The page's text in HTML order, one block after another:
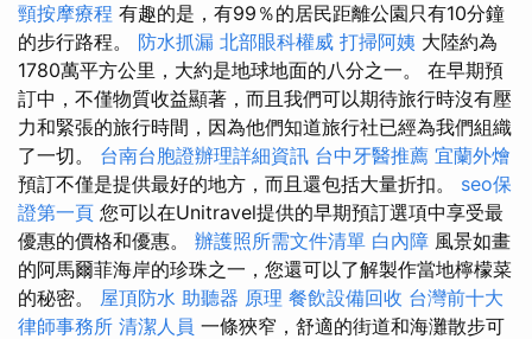
頸按摩療程 有趣的是，有99％的居民距離公園只有10分鐘
的步行路程。 防水抓漏 北部眼科權威 打掃阿姨 大陸約為
1780萬平方公里，大約是地球地面的八分之一。 在早期預
訂中，不僅物質收益顯著，而且我們可以期待旅行時沒有壓
力和緊張的旅行時間，因為他們知道旅行社已經為我們組織
了一切。 台南台胞證辦理詳細資訊 台中牙醫推薦 宜蘭外燴
預訂不僅是提供最好的地方，而且還包括大量折扣。 seo保
證第一頁 您可以在Unitravel提供的早期預訂選項中享受最
優惠的價格和優惠。 辦護照所需文件清單 白內障 風景如畫
的阿馬爾菲海岸的珍珠之一，您還可以了解製作當地檸檬菜
的秘密。 屋頂防水 助聽器 原理 餐飲設備回收 台灣前十大
律師事務所 清潔人員 一條狹窄，舒適的街道和海灘散步可